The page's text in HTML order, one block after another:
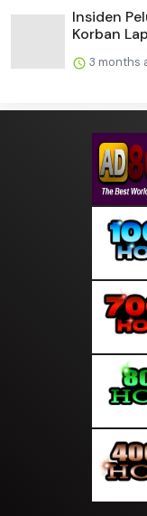
Insiden
Korban
3 months